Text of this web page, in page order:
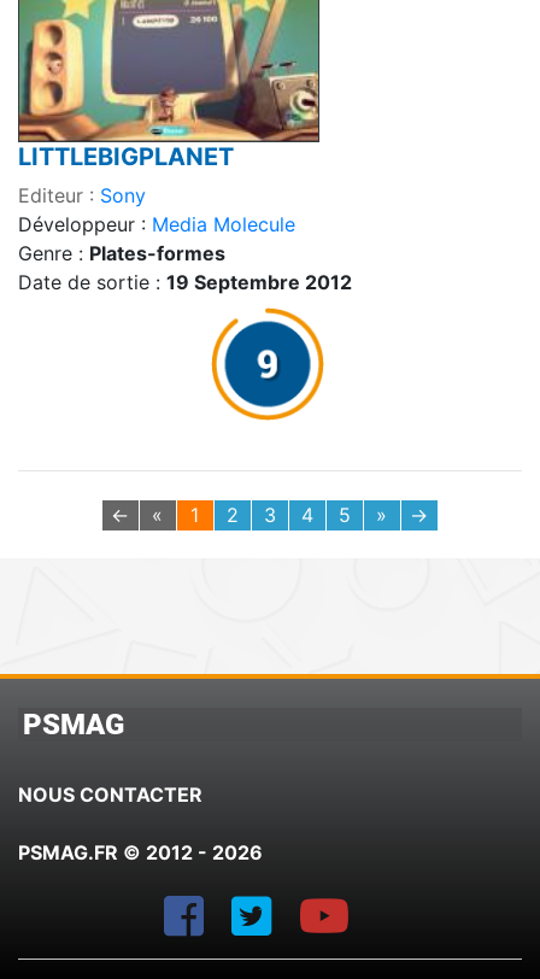
LITTLEBIGPLANET
Editeur : Sony
Développeur : Media Molecule
Genre : Plates-formes
Date de sortie : 19 Septembre 2012
← « 1 2 3 4 5 » →
PSMAG
NOUS CONTACTER
PSMAG.FR © 2012 - 2026